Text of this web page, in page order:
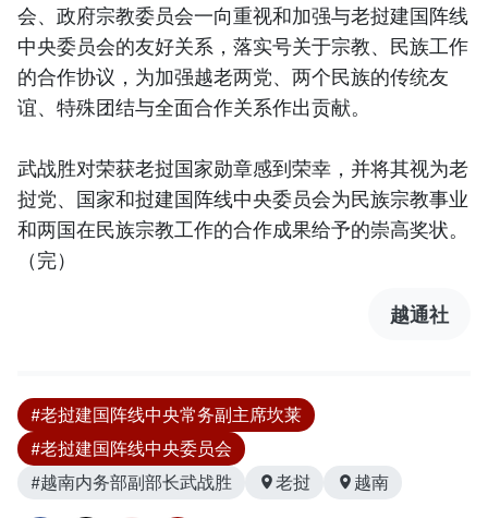
会、政府宗教委员会一向重视和加强与老挝建国阵线
中央委员会的友好关系，落实号关于宗教、民族工作
的合作协议，为加强越老两党、两个民族的传统友
谊、特殊团结与全面合作关系作出贡献。
武战胜对荣获老挝国家勋章感到荣幸，并将其视为老
挝党、国家和挝建国阵线中央委员会为民族宗教事业
和两国在民族宗教工作的合作成果给予的崇高奖状。
（完）
越通社
#老挝建国阵线中央常务副主席坎莱
#老挝建国阵线中央委员会
#越南内务部副部长武战胜
老挝 越南